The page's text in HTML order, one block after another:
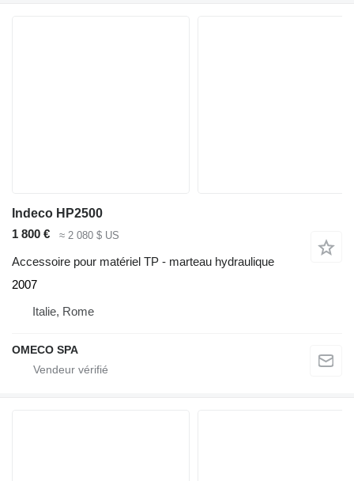
Indeco HP2500
1 800 €
≈ 2 080 $ US
Accessoire pour matériel TP - marteau hydraulique
2007
Italie, Rome
OMECO SPA